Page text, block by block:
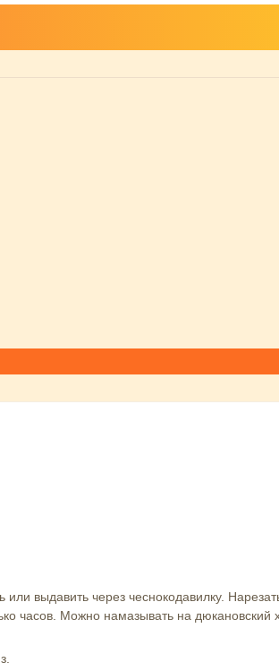
или выдавить через чеснокодавилку.
часов. Можно намазывать на дюкановский